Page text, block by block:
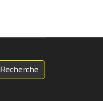
Recherche